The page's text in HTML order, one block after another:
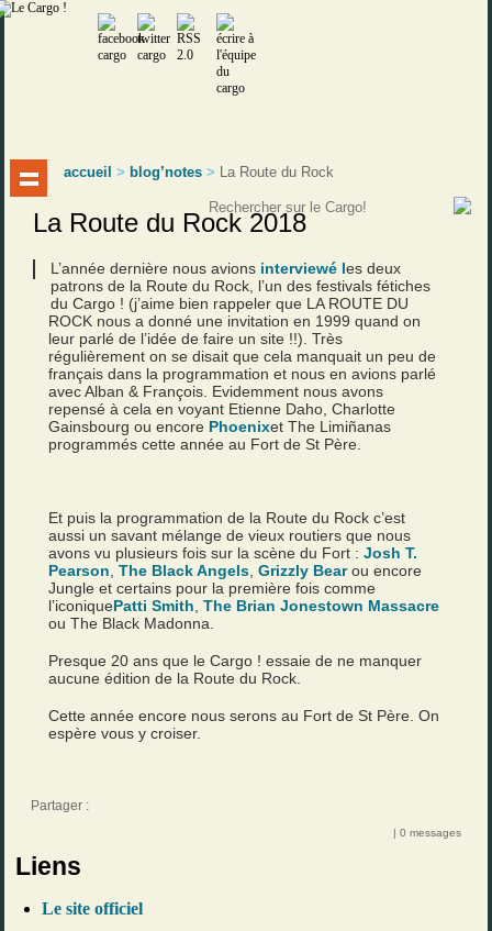
accueil > blog’notes > La Route du Rock
La Route du Rock 2018
L’année dernière nous avions interviewé les deux
patrons de la Route du Rock, l’un des festivals fétiches
du Cargo ! (j’aime bien rappeler que LA ROUTE DU
ROCK nous a donné une invitation en 1999 quand on
leur parlé de l’idée de faire un site !!). Très
régulièrement on se disait que cela manquait un peu de
français dans la programmation et nous en avions parlé
avec Alban & François. Evidemment nous avons
repensé à cela en voyant Etienne Daho, Charlotte
Gainsbourg ou encore Phoenixet The Limiñanas
programmés cette année au Fort de St Père.
Et puis la programmation de la Route du Rock c’est
aussi un savant mélange de vieux routiers que nous
avons vu plusieurs fois sur la scène du Fort :Josh T.
Pearson ,The Black Angels ,Grizzly Bearou encore
Jungle et certains pour la première fois comme
l’iconiquePatti Smith ,The Brian Jonestown Massacre
ou The Black Madonna.
Presque 20 ans que le Cargo ! essaie de ne manquer
aucune édition de la Route du Rock.
Cette année encore nous serons au Fort de St Père. On
espère vous y croiser.
Partager :
| 0 messages
Liens
Le site officiel